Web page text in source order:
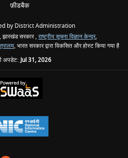
फ़ीडबैक
by District Administration
झारखंड सरकार , राष्ट्रीय सूचना विज्ञान केन्द्र,
, भारत सरकार द्वारा विकसित और होस्ट किया गया है
अपडेट:Jul 31, 2026